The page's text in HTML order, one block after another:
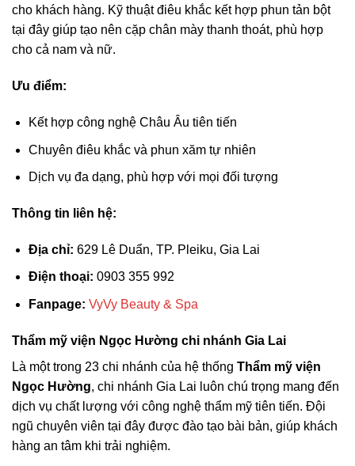
cho khách hàng. Kỹ thuật điêu khắc kết hợp phun tản bột
tại đây giúp tạo nên cặp chân mày thanh thoát, phù hợp
cho cả nam và nữ.
Ưu điểm:
Kết hợp công nghệ Châu Âu tiên tiến
Chuyên điêu khắc và phun xăm tự nhiên
Dịch vụ đa dạng, phù hợp với mọi đối tượng
Thông tin liên hệ:
Địa chỉ: 629 Lê Duẩn, TP. Pleiku, Gia Lai
Điện thoại: 0903 355 992
Fanpage: VyVy Beauty & Spa
Thẩm mỹ viện Ngọc Hường chi nhánh Gia Lai
Là một trong 23 chi nhánh của hệ thống Thẩm mỹ viện
Ngọc Hường, chi nhánh Gia Lai luôn chú trọng mang đến
dịch vụ chất lượng với công nghệ thẩm mỹ tiên tiến. Đội
ngũ chuyên viên tại đây được đào tạo bài bản, giúp khách
hàng an tâm khi trải nghiệm.